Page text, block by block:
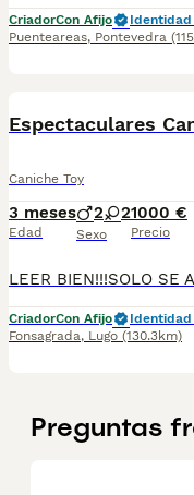
CriadorCon Afijo
Puenteareas, Pontevedra
Espectaculares
Caniche Toy
3 meses
Edad
2 2
Sexo
1000 €
Precio
CriadorCon Afijo
Fonsagrada, Lugo (130.3km)
Preguntas